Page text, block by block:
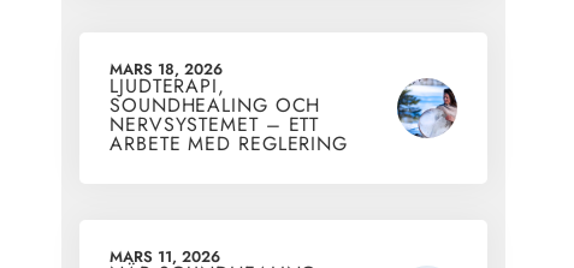
MARS 18, 2026
LJUDTERAPI,
SOUNDHEALING OCH
NERVSYSTEMET – ETT
ARBETE MED REGLERING
MARS 11, 2026